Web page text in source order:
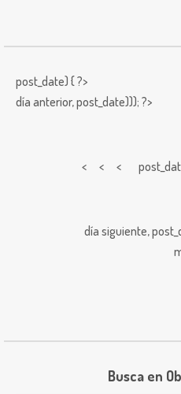
post_date) { ?>
día anterior,post_date))); ?>
< < <
día siguiente,
Busca en